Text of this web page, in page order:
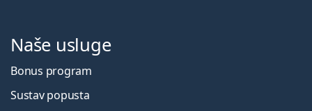
Naše usluge
Bonus program
Sustav popusta